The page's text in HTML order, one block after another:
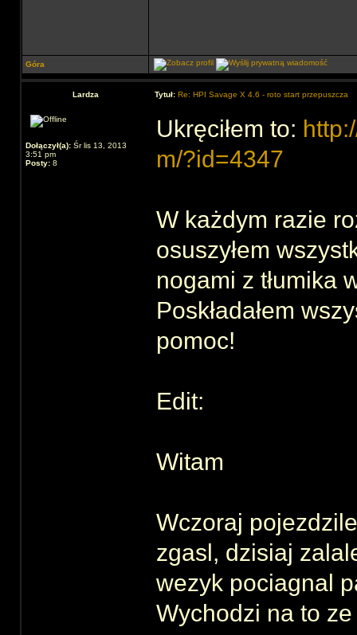
Góra
Lardza Tytuł: Re: HPI Savage X 4.6 - roto start przepuszcza
Dołączył(a): Śr lis 13, 2013
3:51 pm
Posty: 8
Ukręciłem to:
m/?id=4347
W każdym razie
osuszyłem
nogami z tłumika
Poskładałem
pomoc!
Edit:
Witam
Wczoraj
zgasl, dzisiaj
wezyk pociagnal
Wychodzi na to